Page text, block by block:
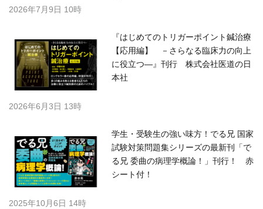
2026年7月9日 10時
『はじめてのトリガーポイント鍼治療
【応用編】 －さらなる臨床力の向上
に役立つ―』刊行 株式会社医道の日
本社
2026年6月3日 13時
学生・受験生の強い味方！でる兄 国家
試験対策問題集シリーズの最新刊「で
る兄 委曲の病理学概論！」刊行！ 赤
シート付！
2025年10月6日 14時